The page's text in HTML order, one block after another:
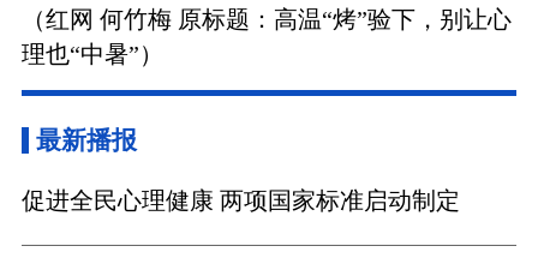
（红网 何竹梅 原标题：高温“烤”验下，别让心
理也“中暑”）
最新播报
促进全民心理健康 两项国家标准启动制定